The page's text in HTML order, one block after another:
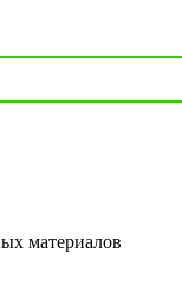
материалов